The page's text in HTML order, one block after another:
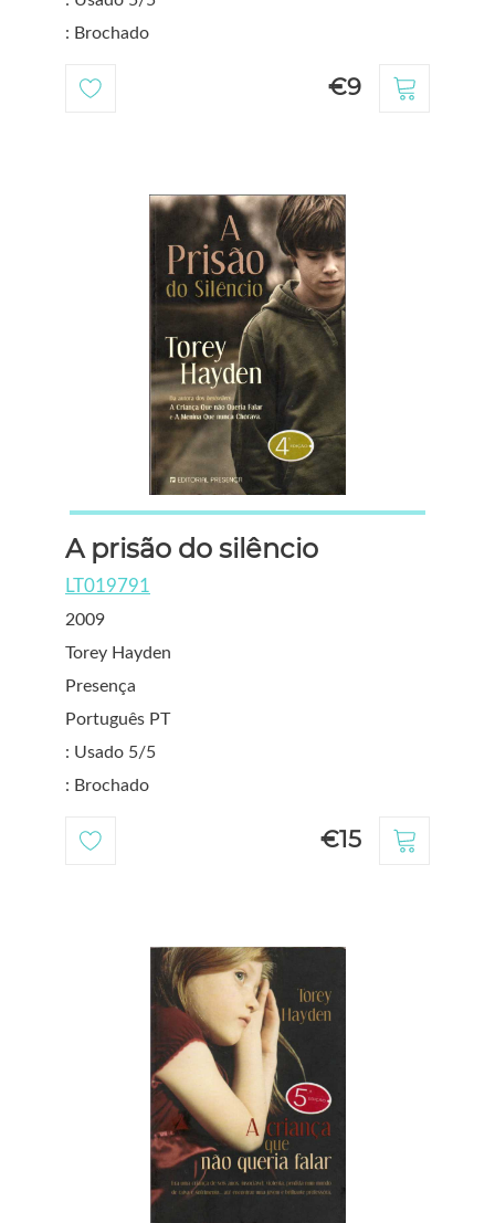
: Brochado
€9
A prisão do silêncio
LT019791
2009
Torey Hayden
Presença
Português PT
: Usado 5/5
: Brochado
€15